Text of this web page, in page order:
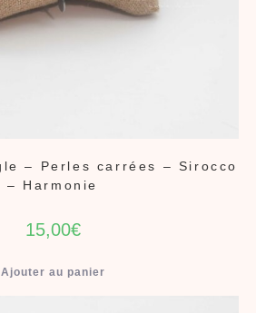
– Perles carrées – Sirocco
– Harmonie
15,00€
Ajouter au panier